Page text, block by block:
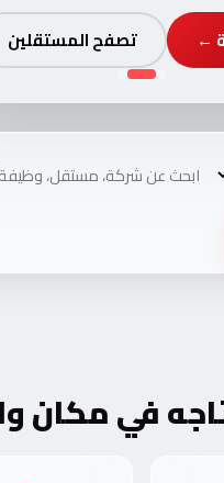
← تصفح المستقلين
في مكان